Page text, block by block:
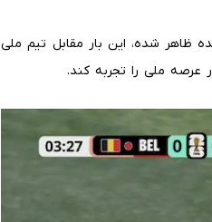
ظاهر شده، این بار مقابل تیم ملی
عرصه ملی را تجربه کند.